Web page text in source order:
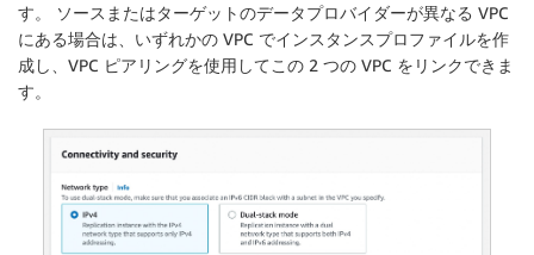
す。 ソースまたはターゲットのデータプロバイダーが異なる VPC
にある場合は、いずれかの VPC でインスタンスプロファイルを作
成し、VPC ピアリングを使用してこの 2 つの VPC をリンクできま
す。